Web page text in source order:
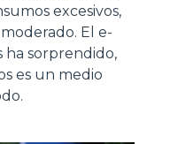
excesivos,
El e-
ha sorprendido,
es un medio